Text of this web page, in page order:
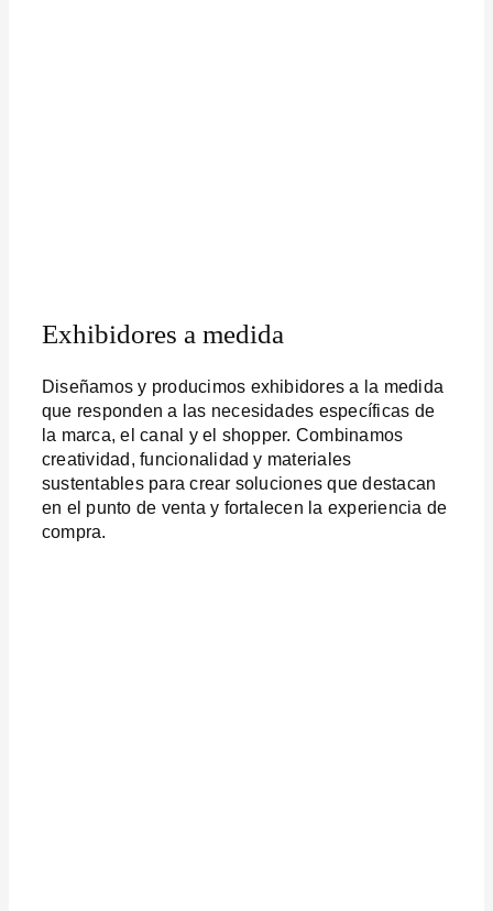
Exhibidores a medida
Diseñamos y producimos exhibidores a la medida
que responden a las necesidades específicas de
la marca, el canal y el shopper. Combinamos
creatividad, funcionalidad y materiales
sustentables para crear soluciones que destacan
en el punto de venta y fortalecen la experiencia de
compra.